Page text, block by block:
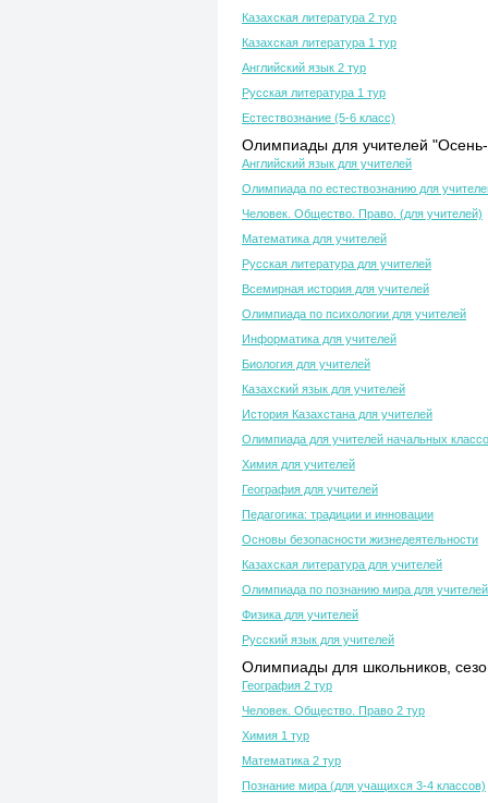
Казахская литература 2 тур
Казахская литература 1 тур
Английский язык 2 тур
Русская литература 1 тур
Естествознание (5-6 класс)
Олимпиады для учителей
Английский язык для учителей
Олимпиада по естествознанию для
Человек. Общество. Право. (для учителей)
Математика для учителей
Русская литература для учителей
Всемирная история для учителей
Олимпиада по психологии для учителей
Информатика для учителей
Биология для учителей
Казахский язык для учителей
История Казахстана для учителей
Олимпиада для учителей начальных
Химия для учителей
География для учителей
Педагогика: традиции и инновации
Основы безопасности жизнедеятельности
Казахская литература для учителей
Олимпиада по познанию мира для учителей
Физика для учителей
Русский язык для учителей
Олимпиады для школьников,
География 2 тур
Человек. Общество. Право 2 тур
Химия 1 тур
Математика 2 тур
Познание мира (для учащихся 3-4 классов)